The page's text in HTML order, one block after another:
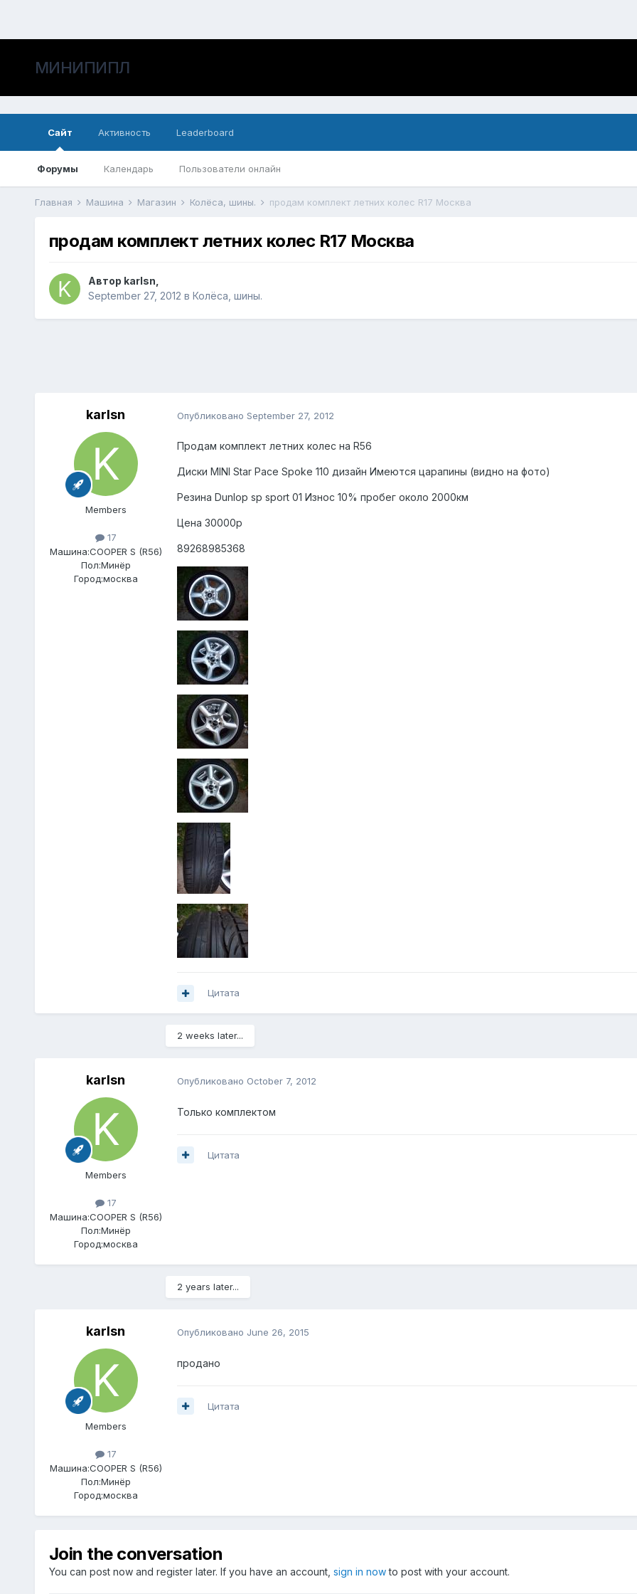
МИНИПИПЛ
Сайт
Форумы Календарь Пользователи онлайн
Активность Leaderboard
Главная Машина Магазин Колёса, шины. продам комплект летних колес R17 Москва
продам комплект летних колес R17 Москва
Автор karlsn
September 27, 2012 в Колёса, шины.
karlsn
Members
17
Машина:COOPER S (R56)
Пол:Минёр
Город:москва
Опубликовано September 27, 2012
Продам комплект летних колес на R56
Диски MINI Star Pace Spoke 110 дизайн Имеются царапины (видно на фото)
Резина Dunlop sp sport 01 Износ 10% пробег около 2000км
Цена 30000р
89268985368
Цитата
2 weeks later...
karlsn
Members
17
Машина:COOPER S (R56)
Пол:Минёр
Город:москва
Опубликовано October 7, 2012
Только комплектом
Цитата
2 years later...
karlsn
Members
17
Машина:COOPER S (R56)
Пол:Минёр
Город:москва
Опубликовано June 26, 2015
продано
Цитата
Join the conversation
You can post now and register later. If you have an account, sign in nowto post with your account.